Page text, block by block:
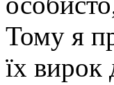
Тому я
їх